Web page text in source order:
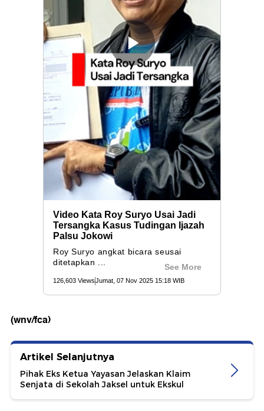
(wnv/fca)
Artikel Selanjutnya
Pihak Eks Ketua Yayasan Jelaskan Klaim
Senjata di Sekolah Jaksel untuk Ekskul